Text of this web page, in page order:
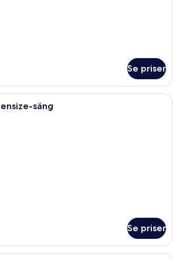
Se priser
Ett hotellrum med en stor säng, en
säng
Se priser
Ett hotellrum med en stor säng, två